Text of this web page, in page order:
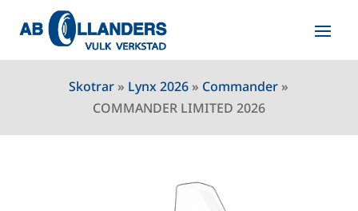
Skotrar » Lynx 2026 » Commander »
COMMANDER LIMITED 2026